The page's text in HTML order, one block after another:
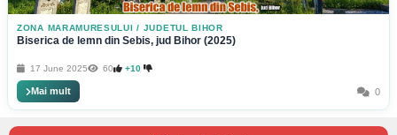
ZONA MARAMURESULUI / JUDETUL BIHOR
Biserica de lemn din Sebis, jud Bihor (2025)
17 June 2025 60 +10
Mai mult 0